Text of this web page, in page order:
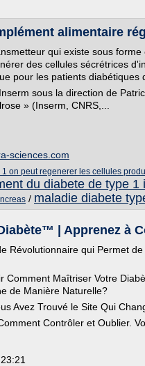
alimentaire
qui existe sous
des cellules sécrétrices
pour les patients diabétiques
sous la direction de
» (Inserm, CNRS,...
sciences.com
on peut regenerer les cellules
du diabete de type 1
/ maladie diabete
| Apprenez à
Révolutionnaire qui Permet
Comment Maîtriser Votre
de Manière Naturelle?
Avez Trouvé le Site Qui
Contrôler et Oublier.